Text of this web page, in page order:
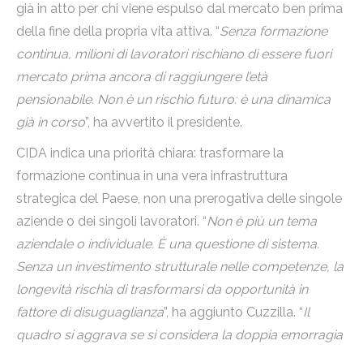
già in atto per chi viene espulso dal mercato ben prima
della fine della propria vita attiva. “Senza formazione
continua, milioni di lavoratori rischiano di essere fuori
mercato prima ancora di raggiungere l’età
pensionabile. Non è un rischio futuro: è una dinamica
già in corso”, ha avvertito il presidente.
CIDA indica una priorità chiara: trasformare la
formazione continua in una vera infrastruttura
strategica del Paese, non una prerogativa delle singole
aziende o dei singoli lavoratori. “Non è più un tema
aziendale o individuale. È una questione di sistema.
Senza un investimento strutturale nelle competenze, la
longevità rischia di trasformarsi da opportunità in
fattore di disuguaglianza”, ha aggiunto Cuzzilla. “Il
quadro si aggrava se si considera la doppia emorragia